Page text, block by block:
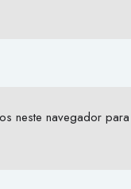
neste navegador